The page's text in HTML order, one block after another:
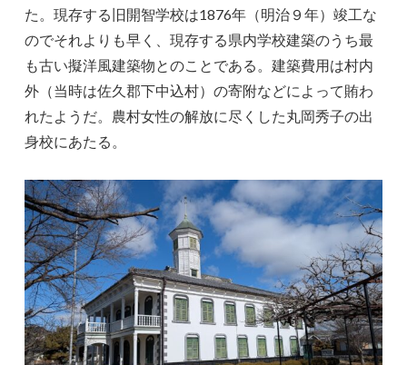
た。現存する旧開智学校は1876年（明治９年）竣工な
のでそれよりも早く、現存する県内学校建築のうち最
も古い擬洋風建築物とのことである。建築費用は村内
外（当時は佐久郡下中込村）の寄附などによって賄わ
れたようだ。農村女性の解放に尽くした丸岡秀子の出
身校にあたる。